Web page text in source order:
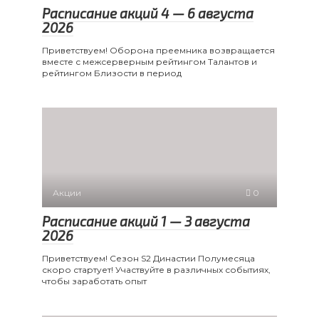
Расписание акций 4 — 6 августа
2026
Приветствуем! Оборона преемника возвращается
вместе с межсерверным рейтингом Талантов и
рейтингом Близости в период
Акции 0
Расписание акций 1 — 3 августа
2026
Приветствуем! Сезон S2 Династии Полумесяца
скоро стартует! Участвуйте в различных событиях,
чтобы заработать опыт